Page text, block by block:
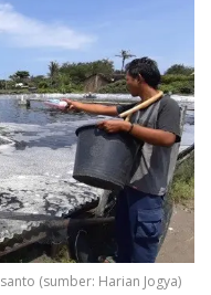
(sumber: Harian Jogya)